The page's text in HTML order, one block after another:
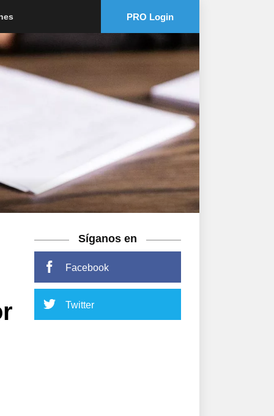
PRO Login
Síganos en
Facebook
Twitter